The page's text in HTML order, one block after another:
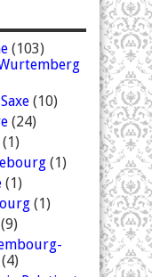
(103)
(10)
(24)
(1)
(1)
(1)
(1)
(9)
(4)